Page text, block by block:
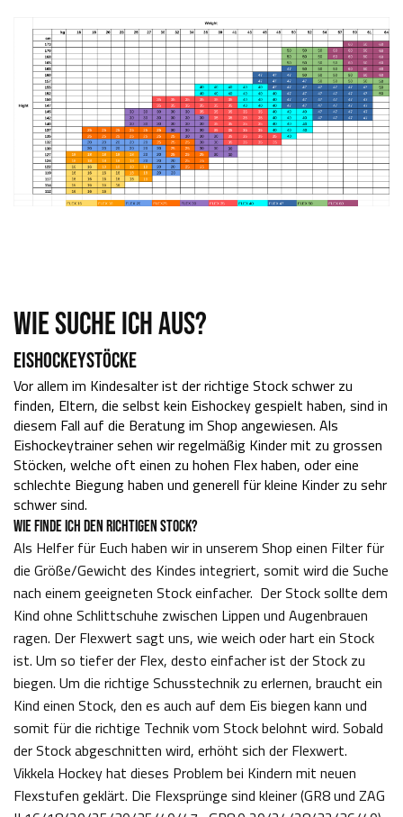
WIE SUCHE ICH AUS?
EISHOCKEYSTÖCKE
Vor allem im Kindesalter ist der richtige Stock schwer zu
finden, Eltern, die selbst kein Eishockey gespielt haben, sind in
diesem Fall auf die Beratung im Shop angewiesen. Als
Eishockeytrainer sehen wir regelmäßig Kinder mit zu grossen
Stöcken, welche oft einen zu hohen Flex haben, oder eine
schlechte Biegung haben und generell für kleine Kinder zu sehr
schwer sind.
WIE FINDE ICH DEN RICHTIGEN STOCK?
Als Helfer für Euch haben wir in unserem Shop einen Filter für
die Größe/Gewicht des Kindes integriert, somit wird die Suche
nach einem geeigneten Stock einfacher. Der Stock sollte dem
Kind ohne Schlittschuhe zwischen Lippen und Augenbrauen
ragen. Der Flexwert sagt uns, wie weich oder hart ein Stock
ist. Um so tiefer der Flex, desto einfacher ist der Stock zu
biegen. Um die richtige Schusstechnik zu erlernen, braucht ein
Kind einen Stock, den es auch auf dem Eis biegen kann und
somit für die richtige Technik vom Stock belohnt wird. Sobald
der Stock abgeschnitten wird, erhöht sich der Flexwert.
Vikkela Hockey hat dieses Problem bei Kindern mit neuen
Flexstufen geklärt. Die Flexsprünge sind kleiner (GR8 und ZAG